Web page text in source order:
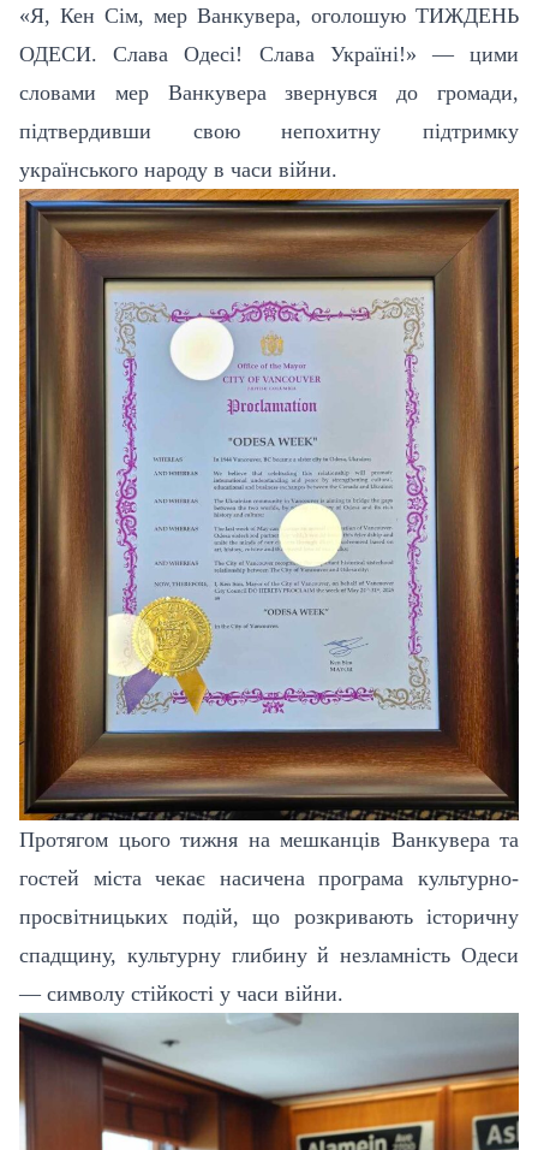
«Я, Кен Сім, мер Ванкувера, оголошую ТИЖДЕНЬ
ОДЕСИ. Слава Одесі! Слава Україні!» — цими
словами мер Ванкувера звернувся до громади,
підтвердивши свою непохитну підтримку
українського народу в часи війни.
Протягом цього тижня на мешканців Ванкувера та
гостей міста чекає насичена програма культурно-
просвітницьких подій, що розкривають історичну
спадщину, культурну глибину й незламність Одеси
— символу стійкості у часи війни.